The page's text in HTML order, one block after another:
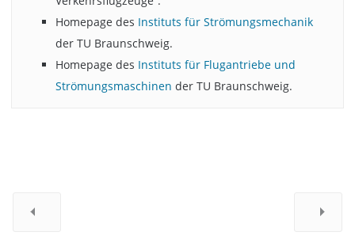
Homepage des Instituts für Strömungsmechanik
der TU Braunschweig.
Homepage des Instituts für Flugantriebe und
Strömungsmaschinen der TU Braunschweig.